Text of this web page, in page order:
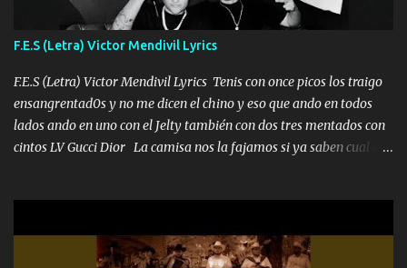
traigo El chiste es que hago lo que quiero pues así soy me mandó
yo tengo el control a todos yo les paro el dedo soy hocicon un
malcriado un malandrón Que Les importa no saben nada falsas
las risas las que me miran hay gente corriente no quieren ve...
F.E.S (Letra) Victor Mendivil Lyrics
F.E.S (Letra) Victor Mendivil Lyrics Tenis con once picos los traigo
ensangrentad0s y no me dicen el chino y eso que ando en todos
lados ando en uno con el Jelty también con dos tres mentados con
cintos LV Gucci Dior La camisa nos la fajamos si ya saben cual es
estándares 110 mil records de pistas no me falta mucho para
verme en las revistas Ya pasé Italia Japón Madrid Milán y también